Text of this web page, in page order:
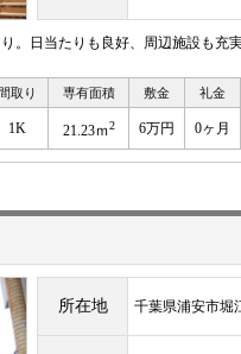
。日当たりも良好、周辺施設も充実
取り 専有面積 敷金 礼金
1K 21.23ｍ2 6万円 0ヶ月
所在地 千葉県浦安市堀